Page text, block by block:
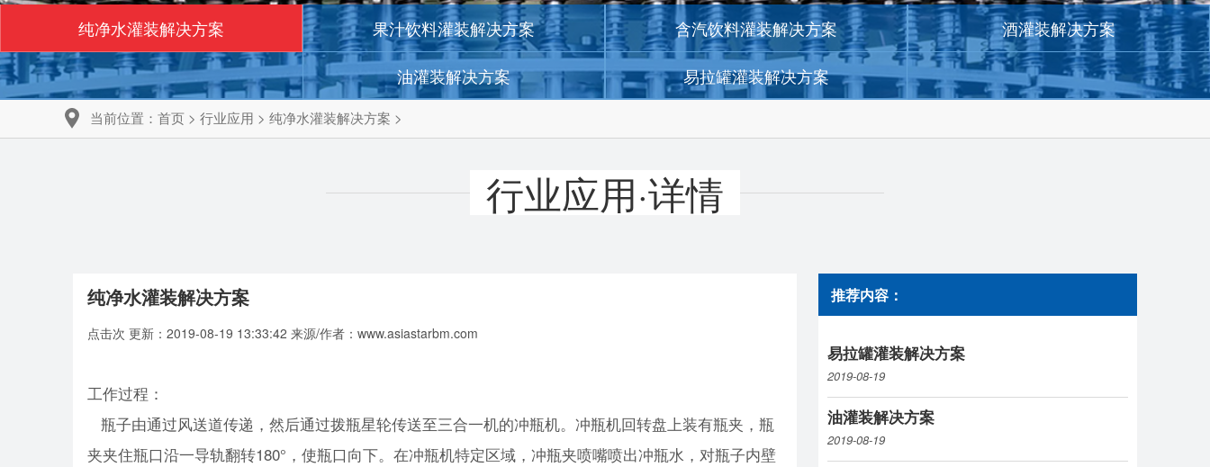
客户案例
联系我们
纯净水灌装解决方案 果汁饮料灌装解决方案 含汽饮料灌装解决方案 酒灌装解决方案
油灌装解决方案 易拉罐灌装解决方案
当前位置： 首页 > 行业应用 > 纯净水灌装解决方案 >
行业应用·详情
纯净水灌装解决方案
点击次 更新：2019-08-19 13:33:42 来源/作者：www.asiastarbm.com
工作过程：
瓶子由通过风送道传递，然后通过拨瓶星轮传送至三合一机的冲瓶机。冲瓶机回转盘上装有瓶夹，瓶
夹夹住瓶口沿一导轨翻转180°，使瓶口向下。在冲瓶机特定区域，冲瓶夹喷嘴喷出冲瓶水，对瓶子内壁
推荐内容：
易拉罐灌装解决方案
2019-08-19
油灌装解决方案
2019-08-19